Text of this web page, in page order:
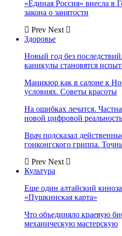
«Единая Россия» внесла в
закона о занятости
Prev Next
Здоровье
Новый год без
каникулы становятся
Маникюр как в салоне к
условиях. Советы красоты
На ошибках лечатся.
новой цифровой
Врач подсказал
гонконгского гриппа.
Prev Next
Культура
Еще один алтайский
«Пушкинская карта»
Что объединяло краевую
механическую мастерскую